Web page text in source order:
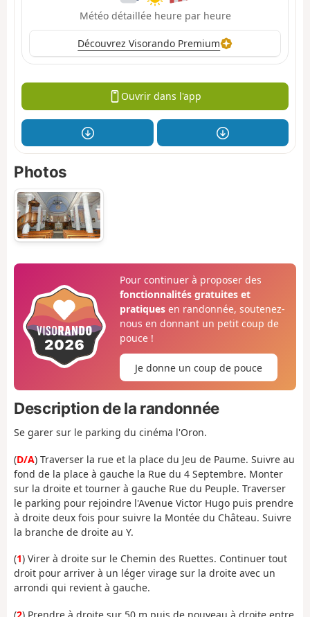
Météo détaillée heure par heure
Découvrez Visorando Premium
Ouvrir dans l'app
Photos
Pour continuer à proposer des
fonctionnalités gratuites et
pratiquesen randonnée, soutenez-
nous en donnant un petit coup de
pouce !
Je donne un coup de pouce
Description de la randonnée
Se garer sur le parking du cinéma l'Oron.
(D/A) Traverser la rue et la place du Jeu de Paume. Suivre au
fond de la place à gauche la Rue du 4 Septembre. Monter
sur la droite et tourner à gauche Rue du Peuple. Traverser
le parking pour rejoindre l'Avenue Victor Hugo puis prendre
à droite deux fois pour suivre la Montée du Château. Suivre
la branche de droite au Y.
(1) Virer à droite sur le Chemin des Ruettes. Continuer tout
droit pour arriver à un léger virage sur la droite avec un
arrondi qui revient à gauche.
(2) Prendre à droite sur 50 m puis de nouveau à droite entre